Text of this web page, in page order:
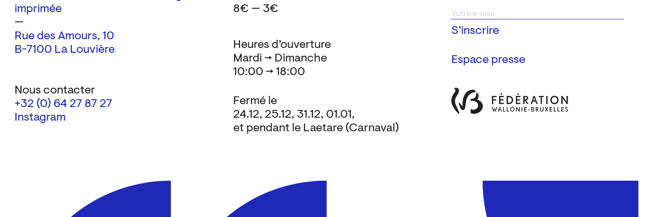
imprimée
—
Rue des Amours, 10
B-7100 La Louvière
Nous contacter
+32 (0) 64 27 87 27
Instagram
Espace presse
Heures d’ouverture
Mardi → Dimanche
10:00 → 18:00
Fermé le
24.12, 25.12, 31.12, 01.01,
et pendant le Laetare (Carnaval)
8€ — 3€